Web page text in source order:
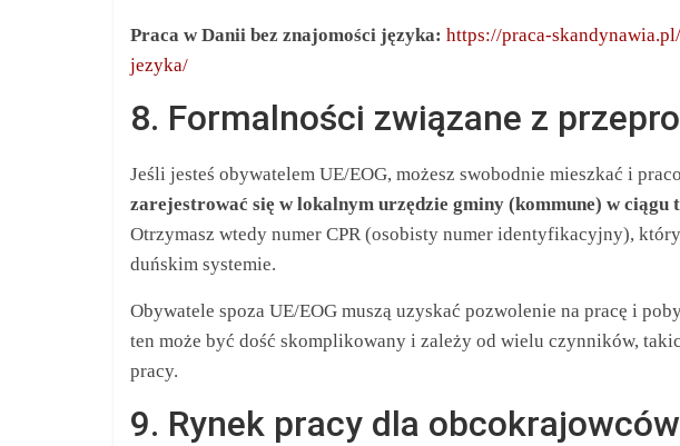
Praca w Danii bez znajomości języka: https://praca-
jezyka/
8. Formalności związane z
Jeśli jesteś obywatelem UE/EOG, możesz swobodnie mieszkać i
zarejestrować się w lokalnym urzędzie gminy (kommune) w ciągu
Otrzymasz wtedy numer CPR (osobisty numer identyfikacyjny),
duńskim systemie.
Obywatele spoza UE/EOG muszą uzyskać pozwolenie na pracę i
ten może być dość skomplikowany i zależy od wielu czynników,
pracy.
9. Rynek pracy dla obcokrajowców